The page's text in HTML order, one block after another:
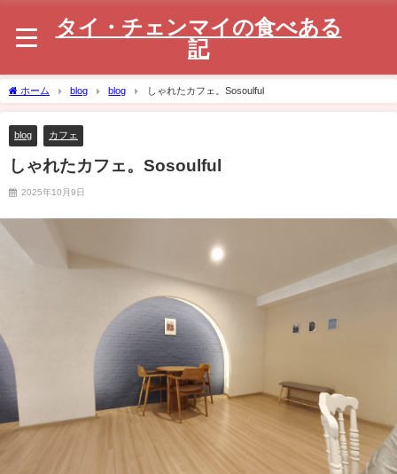
タイ・チェンマイの食べある
記
ホーム blog blog しゃれたカフェ。Sosoulful
blog カフェ
しゃれたカフェ。Sosoulful
2025年10月9日